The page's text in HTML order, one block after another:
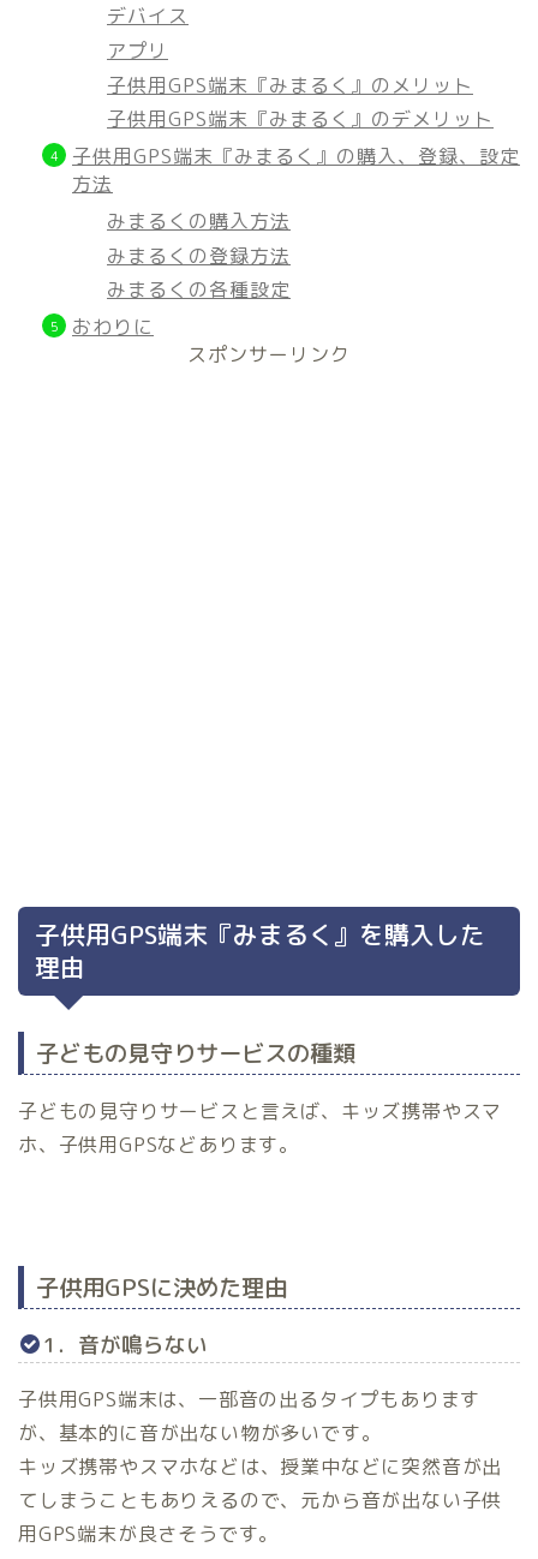
デバイス
アプリ
子供用GPS端末『みまるく』のメリット
子供用GPS端末『みまるく』のデメリット
子供用GPS端末『みまるく』の購入、登録、設定
方法
みまるくの購入方法
みまるくの登録方法
みまるくの各種設定
おわりに
スポンサーリンク
子供用GPS端末『みまるく』を購入した
理由
子どもの見守りサービスの種類
子どもの見守りサービスと言えば、キッズ携帯やスマ
ホ、子供用GPSなどあります。
子供用GPSに決めた理由
1．音が鳴らない
子供用GPS端末は、一部音の出るタイプもあります
が、基本的に音が出ない物が多いです。
キッズ携帯やスマホなどは、授業中などに突然音が出
てしまうこともありえるので、元から音が出ない子供
用GPS端末が良さそうです。